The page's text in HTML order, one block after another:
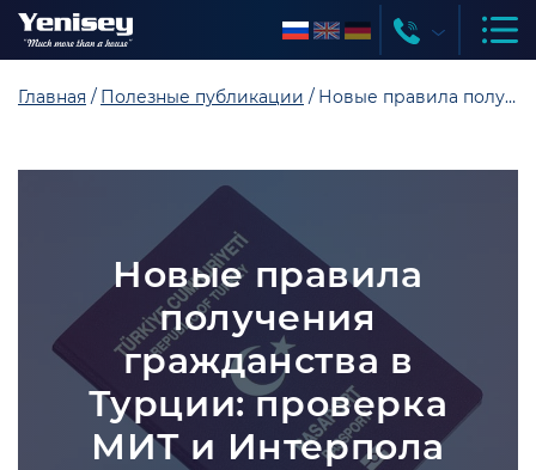
Главная Полезные публикации Новые правила получения гражданства в Турции: проверка МИТ и Интерпола
Новые правила
получения
гражданства в
Турции: проверка
МИТ и Интерпола